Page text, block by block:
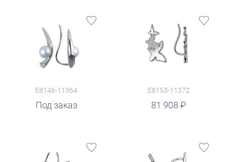
E8146-11364
Под заказ
E8153-11372
81 908
руб.